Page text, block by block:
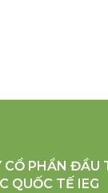
CỔ PHẦN ĐẦU
QUỐC TẾ IEG